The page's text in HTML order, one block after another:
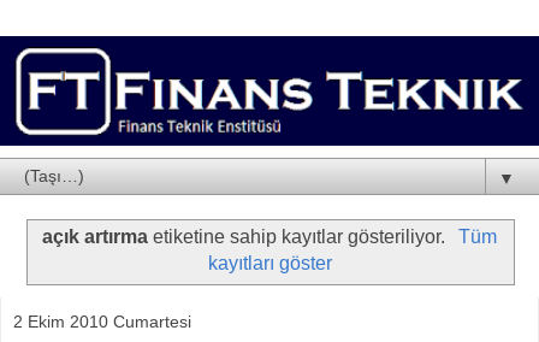
▼
açık artırma etiketine sahip kayıtlar gösteriliyor.
Tüm
kayıtları göster
2 Ekim 2010 Cumartesi